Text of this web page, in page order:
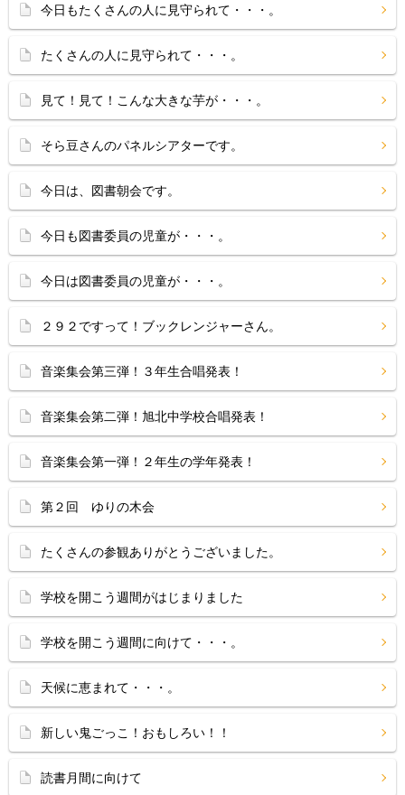
今日もたくさんの人に見守られて・・・。
たくさんの人に見守られて・・・。
見て！見て！こんな大きな芋が・・・。
そら豆さんのパネルシアターです。
今日は、図書朝会です。
今日も図書委員の児童が・・・。
今日は図書委員の児童が・・・。
２９２ですって！ブックレンジャーさん。
音楽集会第三弾！３年生合唱発表！
音楽集会第二弾！旭北中学校合唱発表！
音楽集会第一弾！２年生の学年発表！
第２回 ゆりの木会
たくさんの参観ありがとうございました。
学校を開こう週間がはじまりました
学校を開こう週間に向けて・・・。
天候に恵まれて・・・。
新しい鬼ごっこ！おもしろい！！
読書月間に向けて